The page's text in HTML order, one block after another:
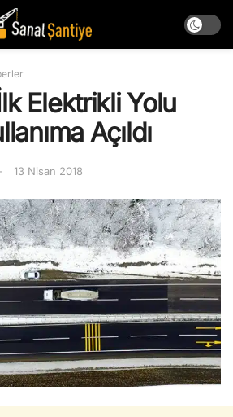
Elektrikli Yolu
Açıldı
13 Nisan 2018